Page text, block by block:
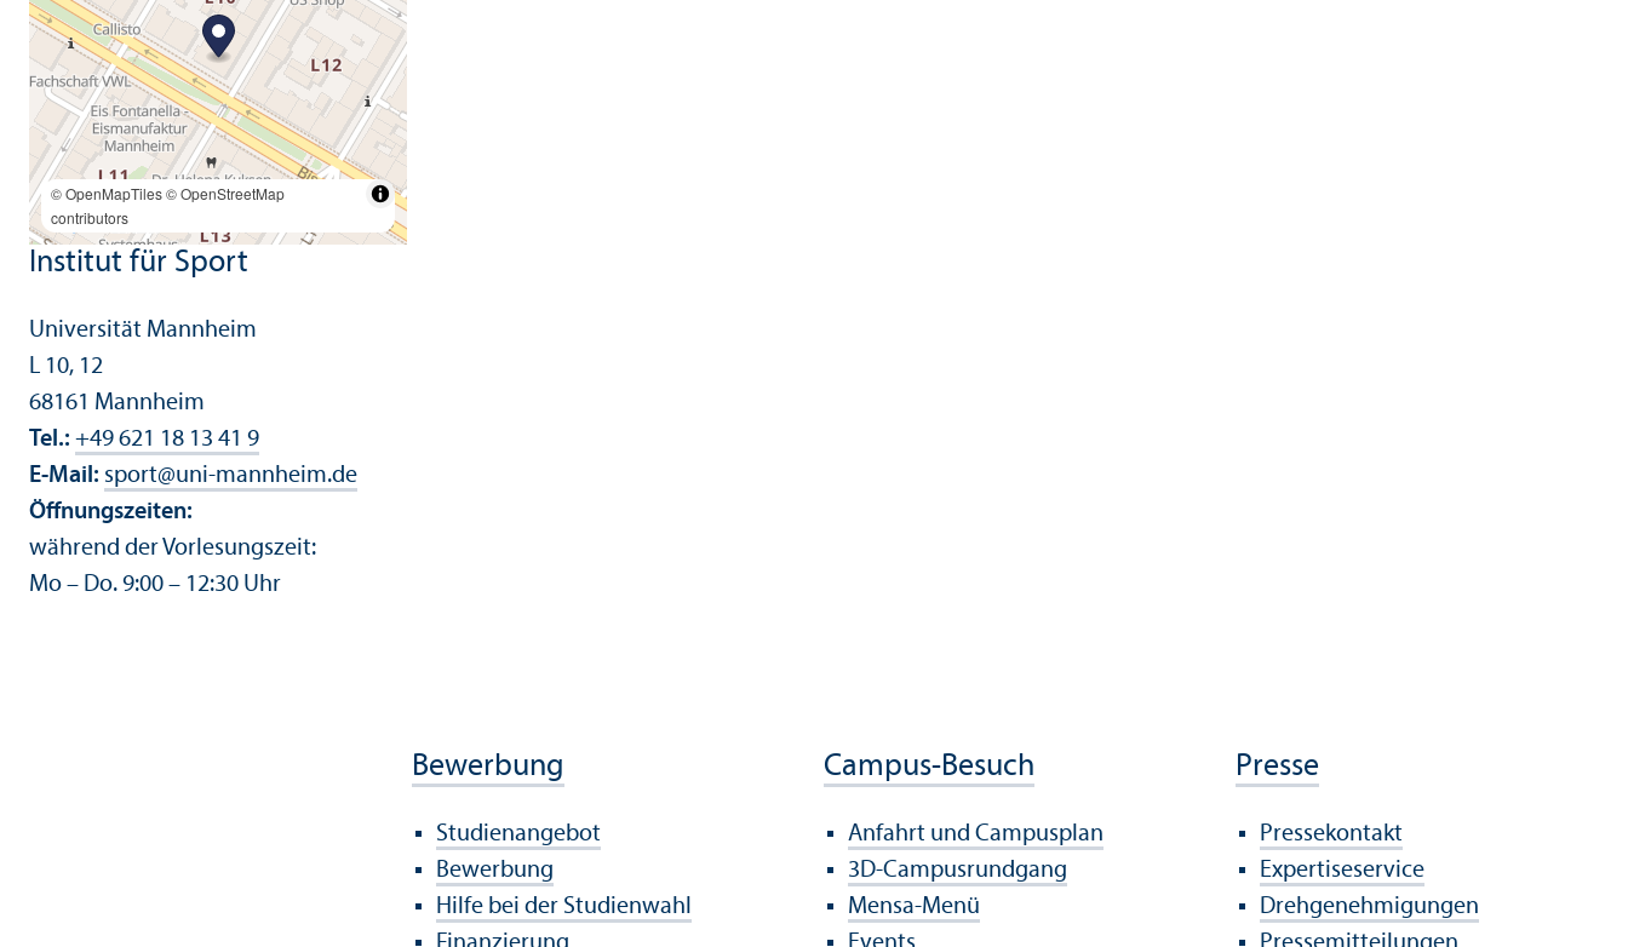
© OpenMapTiles© OpenStreetMap
contributors
Institut für Sport
Universität Mannheim
L 10, 12
68161 Mannheim
Tel.: +49 621 18 13 41 9
E-Mail: sport@uni-mannheim.de
Öffnungs­zeiten:
während der Vorlesungs­zeit:
Mo – Do. 9:00 – 12:30 Uhr
Bewerbung
Studien­angebot
Bewerbung
Hilfe bei der Studien­wahl
Campus-Besuch
Anfahrt und Campusplan
3D-Campusrundgang
Mensa-Menü
Presse
Pressekontakt
Expertiseservice
Drehgenehmigungen